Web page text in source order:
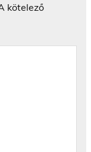
kötelező